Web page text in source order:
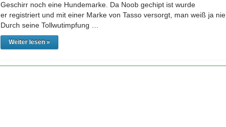
Geschirr noch eine Hundemarke. Da Noob gechipt ist wurde
er registriert und mit einer Marke von Tasso versorgt, man weiß ja nie.
Durch seine Tollwutimpfung …
Weiter lesen »